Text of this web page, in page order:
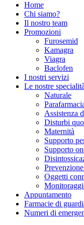
Home
Chi siamo?
Il nostro team
Promozioni
Furosemid
Kamagra
Viagra
Baclofen
I nostri servizi
Le nostre specialità
Naturale
Assistenza
Disturbi
Maternità
Supporto
Supporto
Oggetti
Appuntamento
Farmacie di
Numeri di